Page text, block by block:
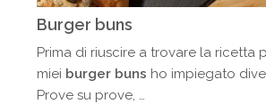
Burger buns
Prima di riuscire a trovare la ricetta
miei burger buns ho impiegato
Prove su prove, …